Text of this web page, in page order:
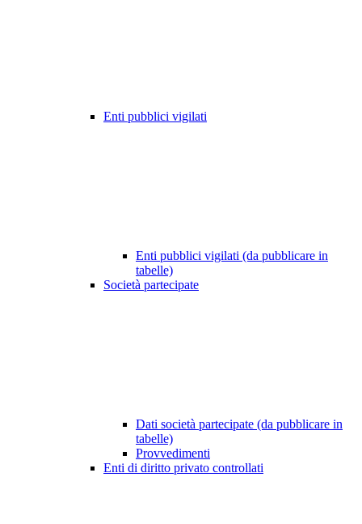
Enti pubblici vigilati
Enti pubblici vigilati (da pubblicare in
tabelle)
Società partecipate
Dati società partecipate (da pubblicare in
tabelle)
Provvedimenti
Enti di diritto privato controllati